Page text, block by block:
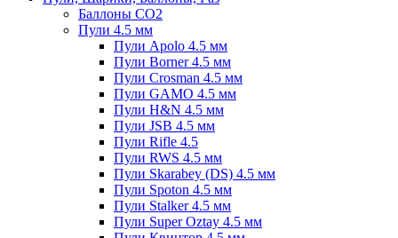
Баллоны CO2
Пули 4.5 мм
Пули Apolo 4.5 мм
Пули Borner 4.5 мм
Пули Crosman 4.5 мм
Пули GAMO 4.5 мм
Пули H&N 4.5 мм
Пули JSB 4.5 мм
Пули Rifle 4.5
Пули RWS 4.5 мм
Пули Skarabey (DS) 4.5 мм
Пули Spoton 4.5 мм
Пули Stalker 4.5 мм
Пули Super Oztay 4.5 мм